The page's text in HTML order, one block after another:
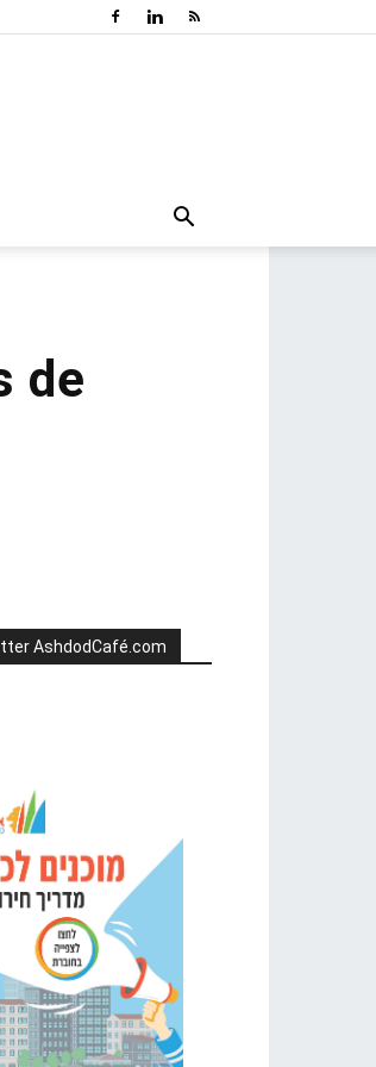
de
AshdodCafé.com